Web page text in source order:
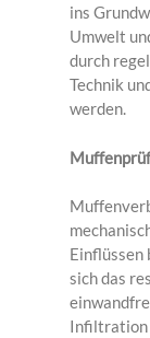
ins
Umwelt
durch
Technik
werden.
Einflüssen
sich das
Infiltration